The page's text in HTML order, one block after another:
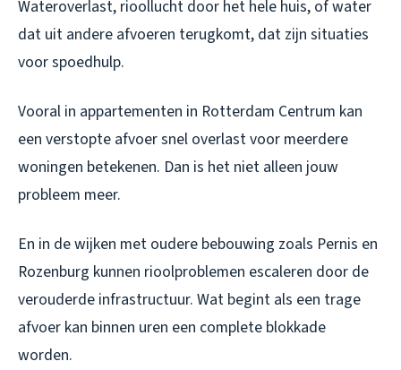
Wateroverlast, rioollucht door het hele huis, of water
dat uit andere afvoeren terugkomt, dat zijn situaties
voor spoedhulp.
Vooral in appartementen in Rotterdam Centrum kan
een verstopte afvoer snel overlast voor meerdere
woningen betekenen. Dan is het niet alleen jouw
probleem meer.
En in de wijken met oudere bebouwing zoals Pernis en
Rozenburg kunnen rioolproblemen escaleren door de
verouderde infrastructuur. Wat begint als een trage
afvoer kan binnen uren een complete blokkade
worden.